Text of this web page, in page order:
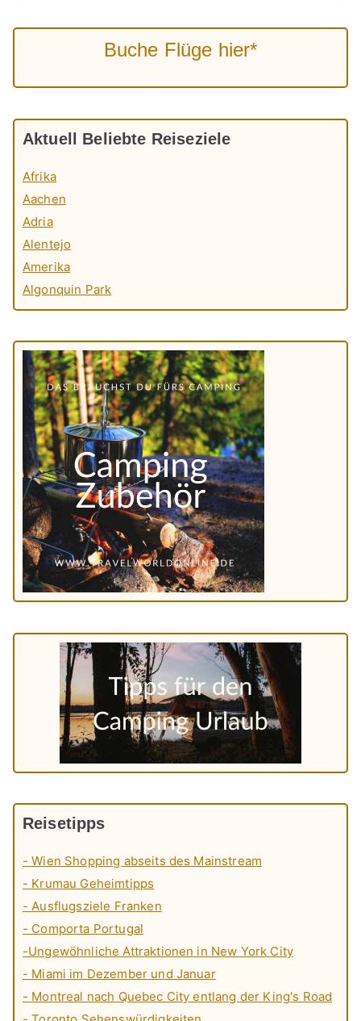
Buche Flüge hier*
Aktuell Beliebte Reiseziele
Afrika
Aachen
Adria
Alentejo
Amerika
Algonquin Park
Reisetipps
- Wien Shopping abseits des Mainstream
- Krumau Geheimtipps
- Ausflugsziele Franken
- Comporta Portugal
-Ungewöhnliche Attraktionen in New York City
- Miami im Dezember und Januar
- Montreal nach Quebec City entlang der King's Road